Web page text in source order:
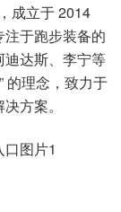
成立于 2014
于跑步装备的
达斯、李宁等
的理念，致力于
方案。